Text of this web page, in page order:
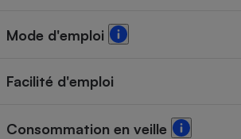
Mode d'emploi
Facilité d'emploi
Consommation en veille